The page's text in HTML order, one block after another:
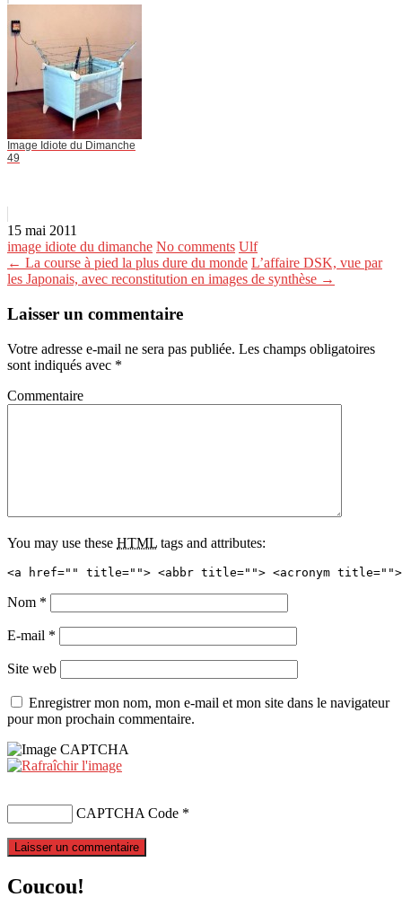
Image Idiote du Dimanche
49
15 mai 2011
image idiote du dimanche No comments Ulf
← La course à pied la plus dure du monde L’affaire DSK, vue par
les Japonais, avec reconstitution en images de synthèse →
Laisser un commentaire
Votre adresse e-mail ne sera pas publiée. Les champs obligatoires
sont indiqués avec *
Commentaire
You may use these HTML tags and attributes:
<a href="" title=""> <abbr title=""> <acronym title="">
Nom *
E-mail *
Site web
Enregistrer mon nom, mon e-mail et mon site dans le navigateur
pour mon prochain commentaire.
CAPTCHA Code *
Coucou!